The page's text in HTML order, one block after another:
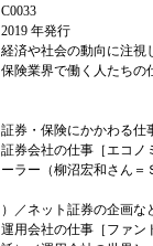
C0033
2019 年発行
経済や社会の動向に注視
保険業界で働く人たちの
証券・保険にかかわる仕
証券会社の仕事［エコノ
ーラー（柳沼宏和さん＝
）／ネット証券の企画な
運用会社の仕事［ファン